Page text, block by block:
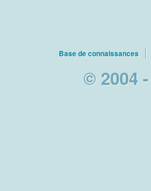
Base de connaissances
© 2004